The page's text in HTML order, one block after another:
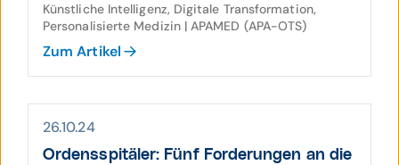
Künstliche Intelligenz, Digitale Transformation,
Personalisierte Medizin | APAMED (APA-OTS)
Zum Artikel
26.10.24
Ordens­spitäler: Fünf Forde­rungen an die